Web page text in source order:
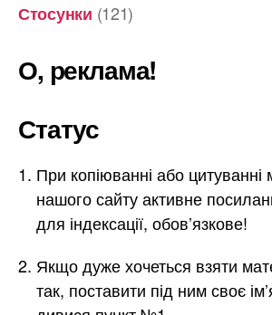
Стосунки (121)
О, реклама!
Статус
При копіюванні або цитуванні
нашого сайту активне
для індексації, обов’язкове!
Якщо дуже хочеться взяти
так, поставити під ним своє